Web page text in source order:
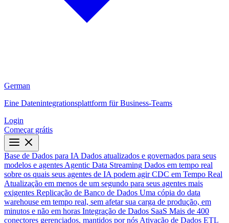
German
Eine Datenintegrationsplattform für Business-Teams
Login
Começar grátis
Base de Dados para IA Dados atualizados e governados para seus
modelos e agentes Agentic Data Streaming Dados em tempo real
sobre os quais seus agentes de IA podem agir CDC em Tempo Real
Atualização em menos de um segundo para seus agentes mais
exigentes Replicação de Banco de Dados Uma cópia do data
warehouse em tempo real, sem afetar sua carga de produção, em
minutos e não em horas Integração de Dados SaaS Mais de 400
conectores gerenciados, mantidos por nós Ativação de Dados ETL